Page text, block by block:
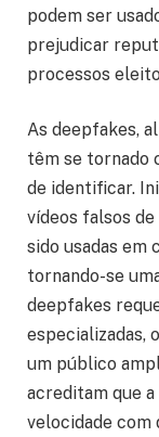
podem ser
prejudicar
processos
As deepfakes,
têm se tornado
de identificar.
vídeos falsos
sido usadas em
tornando-se
deepfakes
especializadas,
um público
acreditam que
velocidade com